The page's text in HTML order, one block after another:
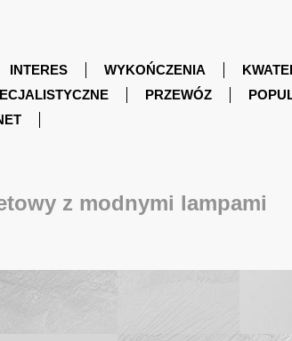
INTERES WYKOŃCZENIA
PRZEWÓZ
z modnymi lampami